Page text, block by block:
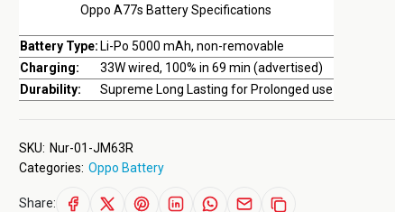
Oppo A77s Battery Specifications
Battery Type: Li-Po 5000 mAh, non-removable
Charging:
33W wired, 100% in 69 min (advertised)
Durability:
Supreme Long Lasting for Prolonged use
SKU: Nur-01-JM63R
Categories: Oppo Battery
Share: